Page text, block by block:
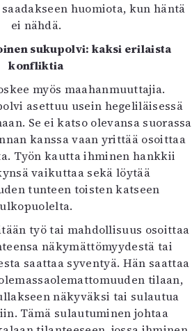
huomiota, kun häntä
ei nähdä.
sukupolvi: kaksi erilaista
konfliktia
myös maahanmuuttajia.
asettuu usein hegeliläisessä
Se ei katso olevansa suorassa
kanssa vaan yrittää osoittaa
Työn kautta ihminen hankkii
vaikuttaa sekä löytää
tunteen toisten katseen
ulkopuolelta.
työ tai mahdollisuus osoittaa
näkymättömyydestä tai
saattaa syventyä. Hän saattaa
tilaan,
näkyväksi tai sulautua
Tämä sulautuminen johtaa